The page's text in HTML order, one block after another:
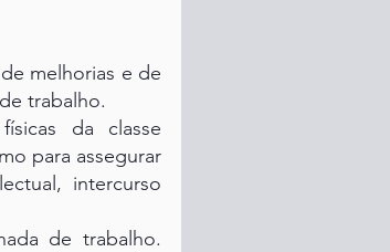
melhorias e de
trabalho.
da classe
para assegurar
intercurso
de trabalho.